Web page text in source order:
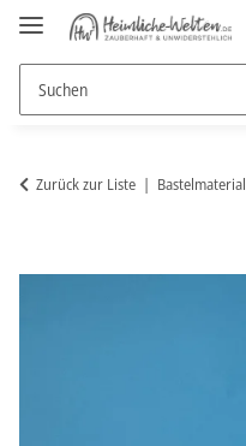
Zurück zur Liste Bastelmaterial